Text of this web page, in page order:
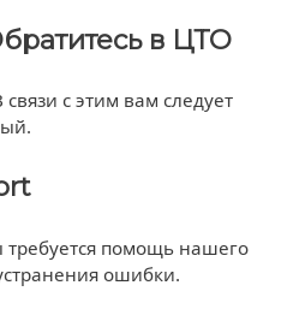
в ЦТО
с этим вам следует
помощь нашего
ошибки.